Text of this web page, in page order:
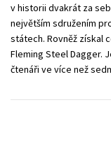
Populárně - naučná
Předškoláci
Společnost,
v historii dvakrát za
největším sdružením
státech. Rovněž získal
Fleming Steel Dagger.
čtenáři ve více než